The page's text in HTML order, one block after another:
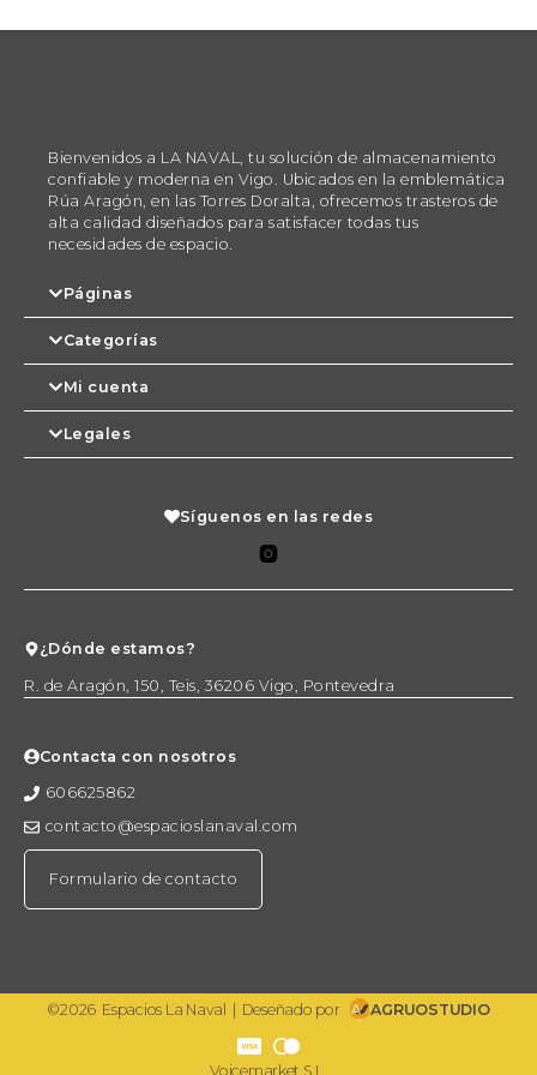
Bienvenidos a LA NAVAL, tu solución de almacenamiento
confiable y moderna en Vigo. Ubicados en la emblemática
Rúa Aragón, en las Torres Doralta, ofrecemos trasteros de
alta calidad diseñados para satisfacer todas tus
necesidades de espacio.
Páginas
Categorías
Mi cuenta
Legales
Síguenos en las redes
¿Dónde estamos?
R. de Aragón, 150, Teis, 36206 Vigo, Pontevedra
Contacta con nosotros
606625862
contacto@espacioslanaval.com
Formulario de contacto
©2026 Espacios La Naval | Deseñado por AGRUOSTUDIO
Voicemarket S.L.